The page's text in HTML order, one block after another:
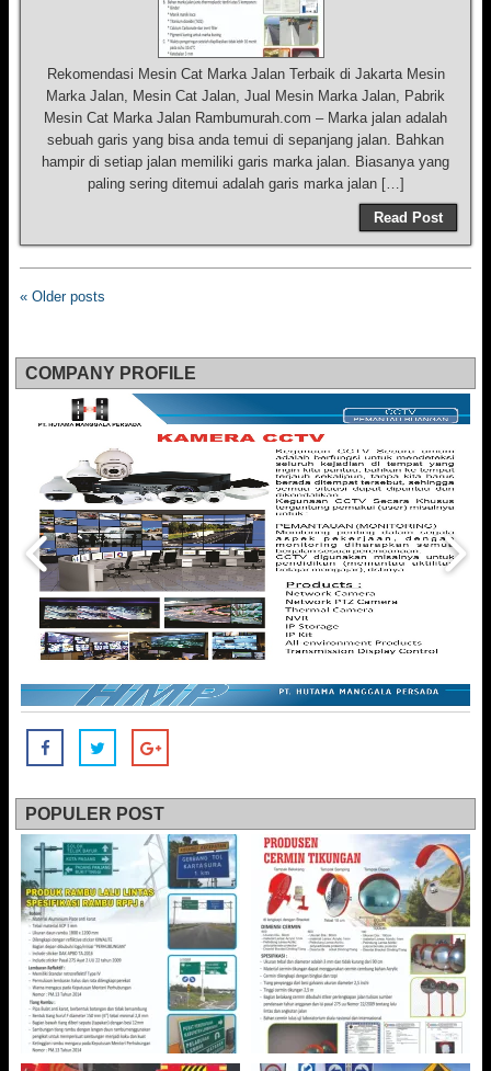
Rekomendasi Mesin Cat Marka Jalan Terbaik di Jakarta Mesin
Marka Jalan, Mesin Cat Jalan, Jual Mesin Marka Jalan, Pabrik
Mesin Cat Marka Jalan Rambumurah.com – Marka jalan adalah
sebuah garis yang bisa anda temui di sepanjang jalan. Bahkan
hampir di setiap jalan memiliki garis marka jalan. Biasanya yang
paling sering ditemui adalah garis marka jalan […]
Read Post
« Older posts
COMPANY PROFILE
POPULER POST